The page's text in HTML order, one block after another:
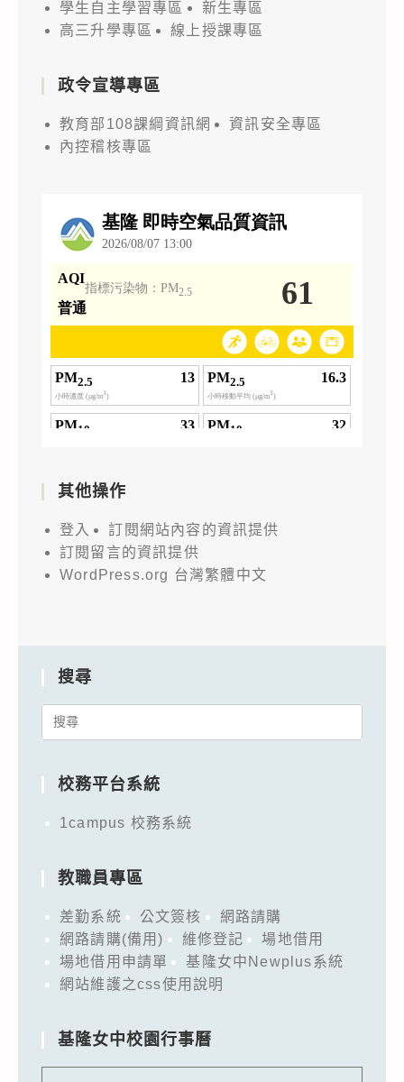
學生自主學習專區
新生專區
高三升學專區
線上授課專區
政令宣導專區
教育部108課綱資訊網
資訊安全專區
內控稽核專區
其他操作
登入
訂閱網站內容的資訊提供
訂閱留言的資訊提供
WordPress.org 台灣繁體中文
搜尋
Search
校務平台系統
1campus 校務系統
教職員專區
差勤系統 公文簽核
網路請購
網路請購(備用)
維修登記
場地借用
場地借用申請單
基隆女中Newplus系統
網站維護之css使用說明
基隆女中校園行事曆